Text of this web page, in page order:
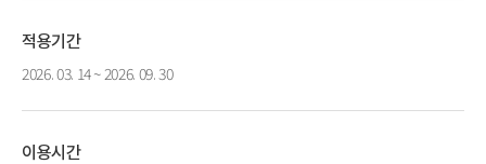
적용기간
2026. 03. 14 ~ 2026. 09. 30
이용시간